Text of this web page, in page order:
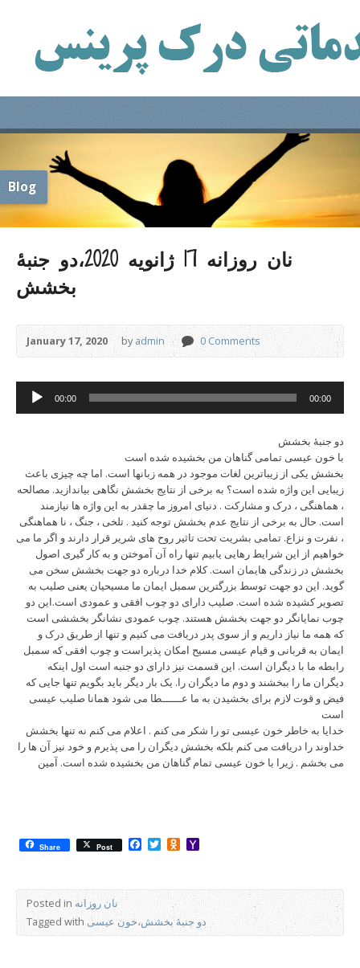
Blog
نان روزانه 17 ژانویه 2020،دو جنبۀ
بخشش
January 17, 2020 byadmin 0 Comments
Audio
Player
00:00 00:00
دو جنبۀ بخشش
با خون عیسی تمامی گناهان من بخشیده شده است
بخشش یکی از زیباترین لغات موجود در همه زبانها است. اما چه چیزی باعث
زیبایی این واژه شده است؟ به برخی از نتایج بخشش نگاهی بیاندازید. مصالحه
، هماهنگی ، درک و مشارکت . دنیای امروز ما چقدر به این واژه ها نیازمند
است. حال به برخی از نتایج عدم بخشش توجه کنید . تلخی ، جنگ ، نا هماهنگی
، نفرت و نزاع. تمامی بشریت تحت تاثیر روح های شریر قرار دارند و اگر ما می
خواهیم از این شرایط رهایی یابیم تنها راه آن آموختن و به کار گیری اصول
بخشش در زندگی هایمان است. کلام خدا درباره دو جهت بخشش سخن می
گوید. این دو جهت توسط بزرگترین سمبل ایمان ما مسیحیان یعنی صلیب به
تصویر کشیده شده است. صلیب دارای دو چوب افقی و عمودی است.این دو
چوب نمایانگر دو جهت بخشش هستند. چوب عمودی نشانگر بخششی است
که همه ما نیاز داریم و از سوی پدر دریافت می کنیم و تنها از طریق درک و
ایمان به قربانی و قیام عیسی مسیح امکان پذیراست و چوب افقی که سمبل
رابطه ما با دیگران است. این قسمت نیز دارای دو جنبه است اول اینکه
دیگران ما را ببخشند و دوم ما دیگران را. یک بار دیگر باید بگویم تنها جایی که
فیض و قوت لازم برای بخشیدن به ما عــــــطا می شود همانا صلیب عیسی
است
خدایا به خاطر خون عیسی تو را شکر می کنم . اعلام می کنم نه تنها بخشش
خداوند را دریافت می کنم بلکه بخشش دیگران را می پذیرم و خود نیز آن ها را
می بخشم . زیرا با خون عیسی تمام گناهان من بخشیده شده است. آمین
Share Post Facebook
TwitterOdnoklassniki
Posted in نان روزانه
Tagged withدو جنبۀ بخشش،خون عیسی